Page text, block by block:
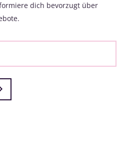
dich bevorzugt über